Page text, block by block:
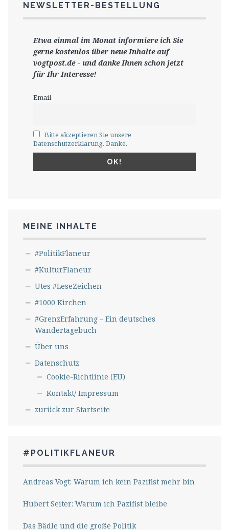
NEWSLETTER-BESTELLUNG
Etwa einmal im Monat informiere ich Sie
gernekostenlos über neue Inhalte auf
vogtpost.de- und danke Ihnen schon jetzt
für Ihr Interesse!
Email
Bitte akzeptieren Sie unsere
Datenschutzerklärung. Danke.
MEINE INHALTE
#PolitikFlaneur
#KulturFlaneur
Utes #LeseZeichen
#1000 Kirchen
#GrenzErfahrung – Ein deutsches
Wandertagebuch
Über uns
Datenschutz
Cookie-Richtlinie (EU)
Kontakt/ Impressum
zurück zur Startseite
#POLITIKFLANEUR
Andreas Vogt: Warum ich kein Pazifist mehr bin
Hubert Seiter: Warum ich Pazifist bleibe
Das Bädle und die große Politik